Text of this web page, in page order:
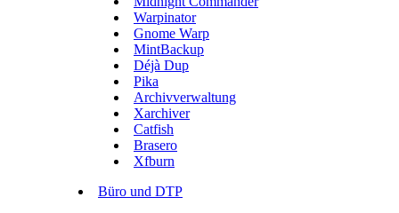
Warpinator
Gnome Warp
MintBackup
Déjà Dup
Pika
Archivverwaltung
Xarchiver
Catfish
Brasero
Xfburn
Büro und DTP